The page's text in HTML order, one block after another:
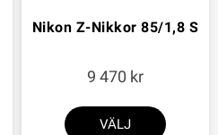
Nikon Z-Nikkor 85/1,8 S
9 470
VÄLJ